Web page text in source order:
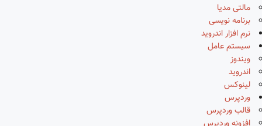
مالتی مدیا
برنامه نویسی
نرم افزار اندروید
سیستم عامل
ویندوز
اندروید
لینوکس
وردپرس
قالب وردپرس